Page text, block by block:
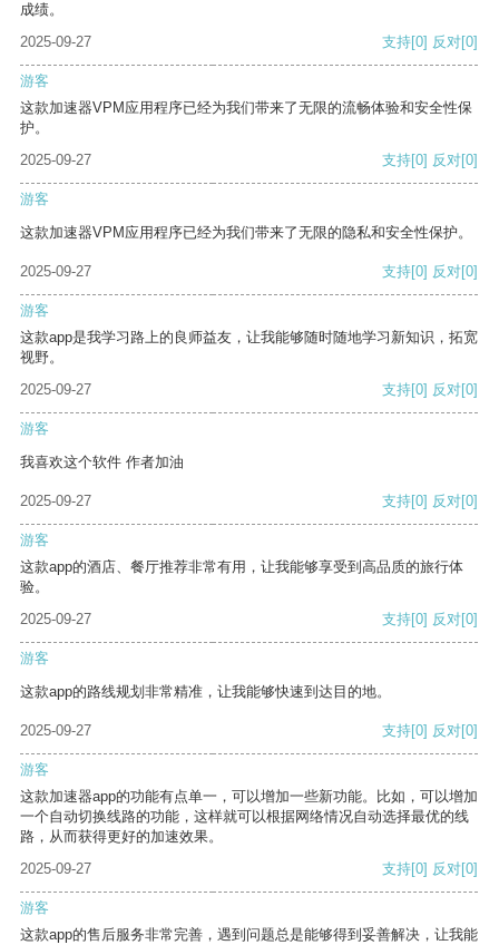
成绩。
2025-09-27
支持[0] 反对[0]
游客
这款加速器VPM应用程序已经为我们带来了无限的流畅体验和安全性保
护。
2025-09-27
支持[0] 反对[0]
游客
这款加速器VPM应用程序已经为我们带来了无限的隐私和安全性保护。
2025-09-27 支持[0] 反对[0]
游客
这款app是我学习路上的良师益友，让我能够随时随地学习新知识，拓宽
视野。
2025-09-27
支持[0] 反对[0]
游客
我喜欢这个软件 作者加油
2025-09-27 支持[0] 反对[0]
游客
这款app的酒店、餐厅推荐非常有用，让我能够享受到高品质的旅行体
验。
2025-09-27
支持[0] 反对[0]
游客
这款app的路线规划非常精准，让我能够快速到达目的地。
2025-09-27 支持[0] 反对[0]
游客
这款加速器app的功能有点单一，可以增加一些新功能。比如，可以增加
一个自动切换线路的功能，这样就可以根据网络情况自动选择最优的线
路，从而获得更好的加速效果。
2025-09-27
支持[0] 反对[0]
游客
这款app的售后服务非常完善，遇到问题总是能够得到妥善解决，让我能